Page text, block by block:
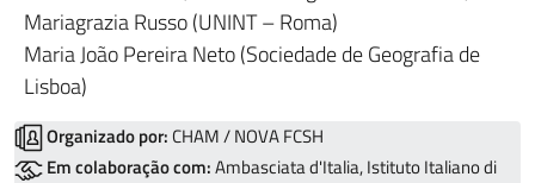
Mariagrazia Russo (UNINT – Roma)
Maria João Pereira Neto (Sociedade de Geografia de
Lisboa)
Organizado por: CHAM / NOVA FCSH
Em colaboração com:Ambasciata d'Italia, Istituto Italiano di